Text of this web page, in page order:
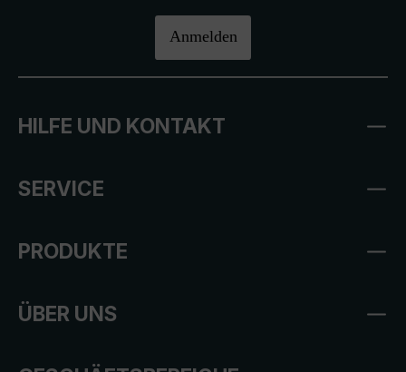
Anmelden
HILFE UND KONTAKT
SERVICE
PRODUKTE
ÜBER UNS